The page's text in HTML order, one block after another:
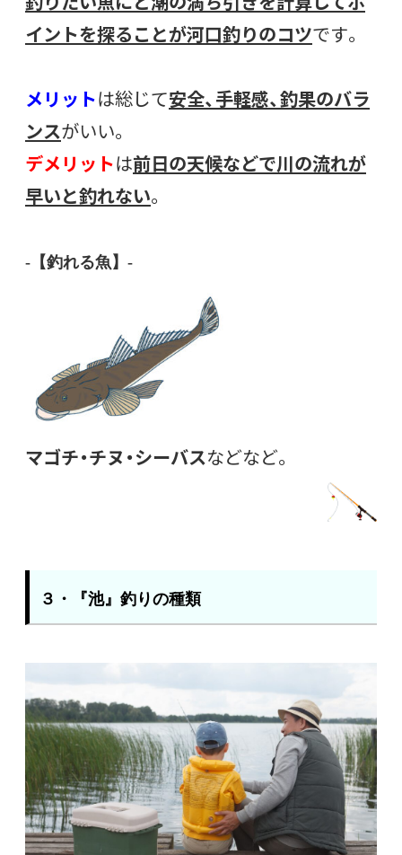
イントを探ることが河口釣りのコツです。
メリットは総じて安全、手軽感、釣果のバラ
ンスがいい。
デメリットは前日の天候などで川の流れが
早いと釣れない。
-【釣れる魚】-
マゴチ・チヌ・シーバスなどなど。
３・『池』釣りの種類